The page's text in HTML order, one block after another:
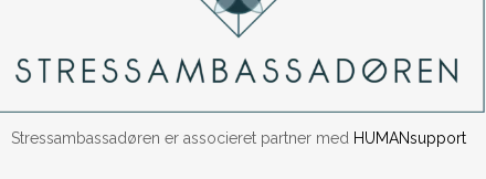
Stressambassadøren er associeret partner med HUMANsupport